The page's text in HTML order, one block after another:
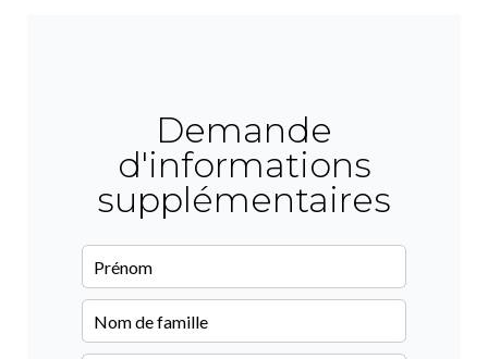
Demande
d'informations
supplémentaires